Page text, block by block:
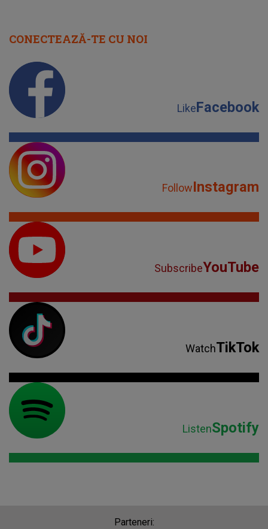
CONECTEAZĂ-TE CU NOI
LikeFacebook
FollowInstagram
SubscribeYouTube
WatchTikTok
ListenSpotify
Parteneri: